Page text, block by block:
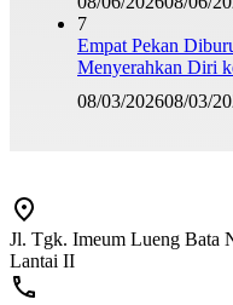
7
Empat Pekan
Menyerahkan Diri
08/03/202608/03/
Jl. Tgk. Imeum Lueng Bata
Lantai II